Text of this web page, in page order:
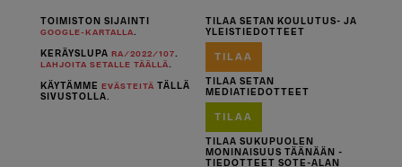
TOIMISTON SIJAINTI
GOOGLE-KARTALLA.
KERÄYSLUPARA/2022/107.
LAHJOITA SETALLE TÄÄLLÄ.
KÄYTÄMMEEVÄSTEITÄ TÄLLÄ
SIVUSTOLLA.
TILAA SETAN KOULUTUS- JA
YLEISTIEDOTTEET
TILAA
TILAA SETAN
MEDIATIEDOTTEET
TILAA
TILAA SUKUPUOLEN
MONINAISUUS TÄÄNÄÄN -
TIEDOTTEET SOTE-ALAN